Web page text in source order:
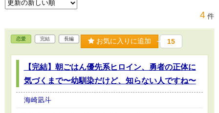
4 件
恋愛 完結 長編 お気に入りに追加 15
【完結】朝ごはん優先系ヒロイン、勇者の正体に
気づくまで〜幼馴染だけど、知らない人ですね〜
海崎凪斗